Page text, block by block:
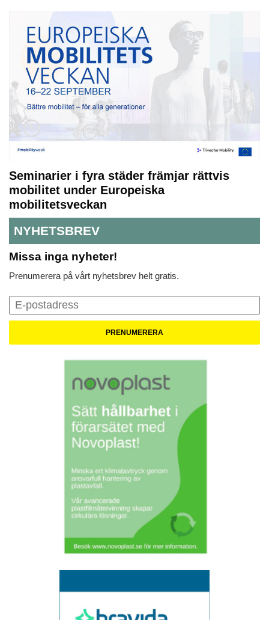
Seminarier i fyra städer främjar rättvis
mobilitet under Europeiska
mobilitetsveckan
NYHETSBREV
Missa inga nyheter!
Prenumerera på vårt nyhetsbrev helt gratis.